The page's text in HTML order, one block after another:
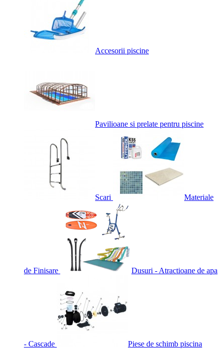
Accesorii piscine
Pavilioane si prelate pentru piscine
Scari Materiale
de Finisare Dusuri - Atractioane de apa
- Cascade Piese de schimb piscina